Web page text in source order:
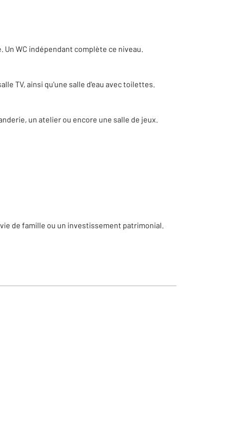
WC indépendant complète ce niveau.
TV, ainsi qu'une salle d'eau avec toilettes.
un atelier ou encore une salle de jeux.
de famille ou un investissement patrimonial.